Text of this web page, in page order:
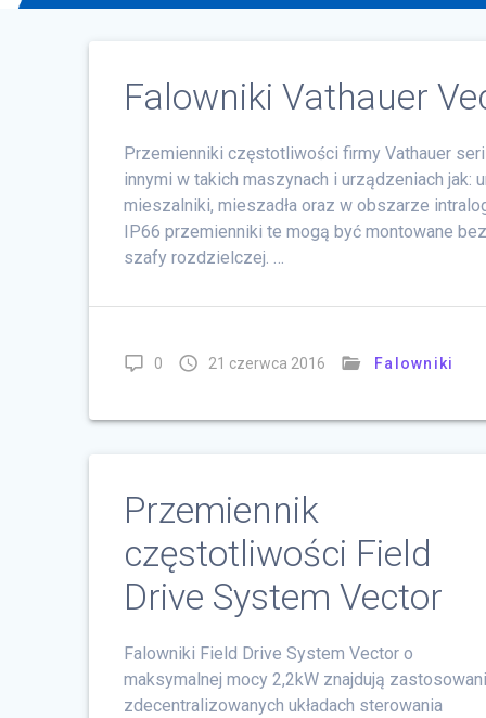
Falowniki Vathauer
Przemienniki częstotliwości firmy Vathauer
innymi w takich maszynach i urządzeniach
mieszalniki, mieszadła oraz w obszarze
IP66 przemienniki te mogą być montowane
szafy rozdzielczej. …
0 21 czerwca 2016 Falowniki
Przemiennik
częstotliwości Field
Drive System Vector
Falowniki Field Drive System Vector o
maksymalnej mocy 2,2kW znajdują
zdecentralizowanych układach sterowania